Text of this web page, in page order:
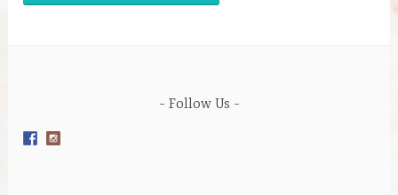
Follow Us